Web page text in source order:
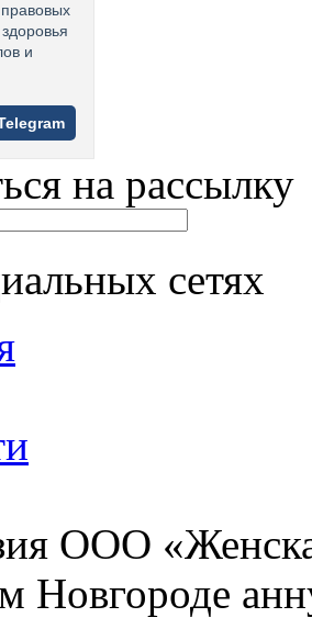
и
на рассылку
сетях
ООО
Новгороде